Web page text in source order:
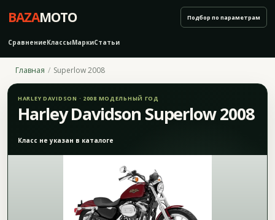
BAZAMOTO
СравнениеКлассыМаркиСтатьи
Подбор по параметрам
Главная Superlow 2008
HARLEY DAVIDSON · 2008 МОДЕЛЬНЫЙ ГОД
Harley Davidson Superlow 2008
Класс не указан в каталоге